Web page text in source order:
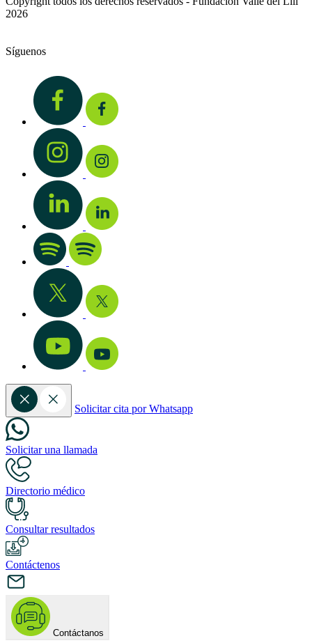
2026
Síguenos
Solicitar cita por Whatsapp
Solicitar una llamada
Directorio médico
Consultar resultados
Contáctenos
Contáctanos